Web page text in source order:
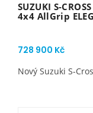
SUZUKI S-
4x4 AllGrip
728 900 Kč
Nový Suzuki S-